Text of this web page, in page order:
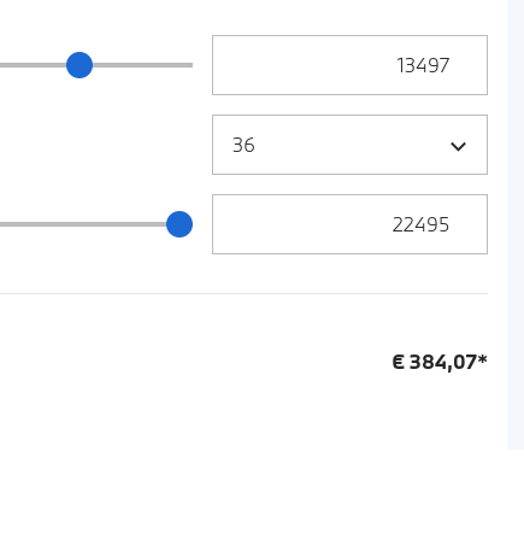
Schieberegler
Schieberegler
€384,07*